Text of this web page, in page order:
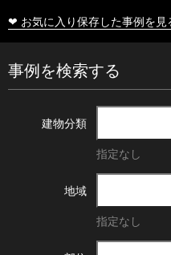
❤ お気に入り保存した事例を見
事例を検索する
建物分類
指定なし
地域
指定なし